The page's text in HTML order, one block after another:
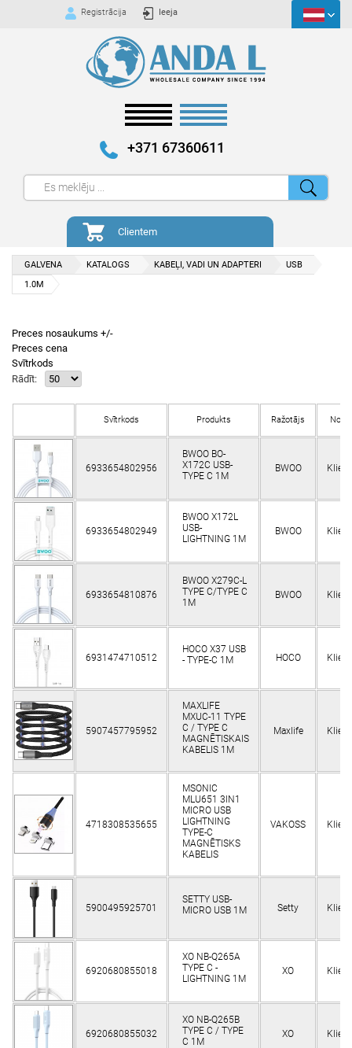
Registrācija Ieeja
+371 67360611
Clientem
GALVENA KATALOGS KABEĻI, VADI UN ADAPTERI
USB
1.0M
Preces nosaukums +/-
Preces cena
Svītrkods
Rādīt:
Svītrkods Produkts Ražotājs
6933654802956
BWOO BO-
X172C USB-
TYPE C 1M
BWOO
6933654802949
BWOO X172L
USB-
LIGHTNING 1M
BWOO
6933654810876
BWOO X279C-L
TYPE C/TYPE C
1M
BWOO
6931474710512
HOCO X37 USB
- TYPE-C 1M
HOCO
5907457795952
MAXLIFE
MXUC-11 TYPE
C / TYPE C
MAGNĒTISKAIS
KABELIS 1M
Maxlife
4718308535655
MSONIC
MLU651 3IN1
MICRO USB
LIGHTNING
TYPE-C
MAGNĒTISKS
KABELIS
VAKOSS
5900495925701
SETTY USB-
MICRO USB 1M
Setty
6920680855018
XO NB-Q265A
TYPE C -
LIGHTNING 1M
XO
6920680855032
XO NB-Q265B
TYPE C / TYPE
C 1M
XO